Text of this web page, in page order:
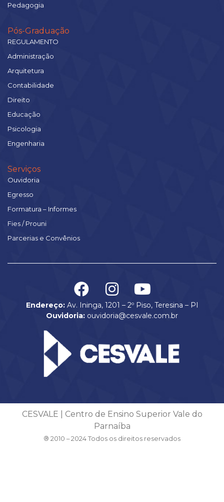
Pedagogia
Pós-Graduação
REGULAMENTO
Administração
Arquitetura
Contabilidade
Direito
Educação
Psicologia
Engenharia
Serviços
Ouvidoria
Egresso
Formatura – Informes
Fies / Prouni
Parcerias e Convênios
Endereço:Av. Ininga, 1201 – 2º Piso, Teresina – PI
Ouvidoria: ouvidoria@cesvale.com.br
CESVALE | Centro de Ensino Superior Vale do
Parnaíba
® 2010 – 2024 Todos os direitos reservados